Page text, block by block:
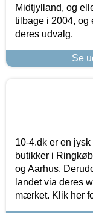
Midtjylland, og
tilbage i 2004, og
deres udvalg.
Se
10-4.dk er en
butikker i
og Aarhus.
landet via deres
mærket. Klik her